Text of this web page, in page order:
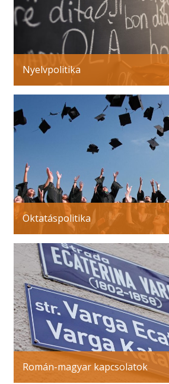
Nyelvpolitika
Oktatáspolitika
Román-magyar kapcsolatok